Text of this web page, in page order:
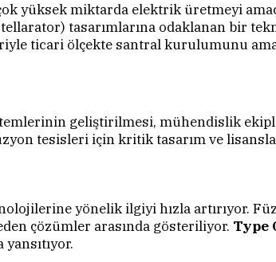
yüksek miktarda elektrik üretmeyi
tasarımlarına odaklanan bir
ticari ölçekte santral kurulumunu
geliştirilmesi, mühendislik
tesisleri için kritik tasarım ve
yönelik ilgiyi hızla artırıyor.
çözümler arasında gösteriliyor. Type